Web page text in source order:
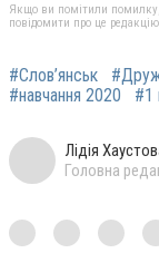
Якщо ви помітили помилку,
повідомити про це редакцію
#Слов’янськ
#навчання 2020
#1
Лідія
Головна